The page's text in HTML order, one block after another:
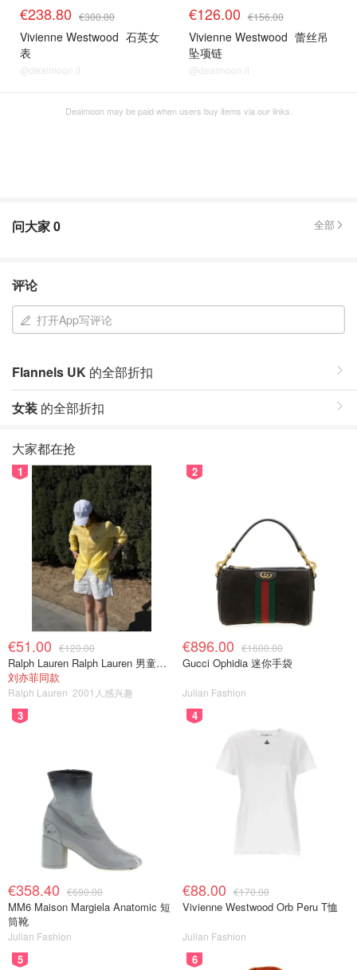
€238.80 €300.00
Vivienne Westwood 石英女
表
@dealmoon.it
€126.00 €156.00
Vivienne Westwood 蕾丝吊
坠项链
@dealmoon.it
Dealmoon may be paid when users buy items via our links.
问大家0 全部
评论
打开App写评论
Flannels UK 的全部折扣
女装 的全部折扣
大家都在抢
1
€51.00 €120.00
Ralph Lauren Ralph Lauren 男童亚麻衬衫
刘亦菲同款
Ralph Lauren 2001人感兴趣
2
€896.00 €1600.00
Gucci Ophidia 迷你手袋
Julian Fashion
3
€358.40 €690.00
MM6 Maison Margiela Anatomic 短
筒靴
Julian Fashion
4
€88.00 €170.00
Vivienne Westwood Orb Peru T恤
Julian Fashion
5 6